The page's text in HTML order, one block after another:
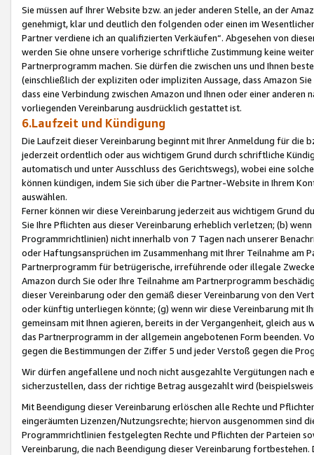
Sie müssen auf Ihrer Website bzw. an jeder anderen Stelle, an der
genehmigt, klar und deutlich den folgenden oder einen im
Partner verdiene ich an qualifizierten Verkäufen“. Abgesehen von
werden Sie ohne unsere vorherige schriftliche Zustimmung keine
Partnerprogramm machen. Sie dürfen die zwischen uns und Ihnen
(einschließlich der expliziten oder impliziten Aussage, dass Amazon
dass eine Verbindung zwischen Amazon und Ihnen oder einer
vorliegenden Vereinbarung ausdrücklich gestattet ist.
6.Laufzeit und Kündigung
Die Laufzeit dieser Vereinbarung beginnt mit Ihrer Anmeldung für die
jederzeit ordentlich oder aus wichtigem Grund durch schriftliche
automatisch und unter Ausschluss des Gerichtswegs), wobei eine
können kündigen, indem Sie sich über die Partner-Website in Ihrem
auswählen.
Ferner können wir diese Vereinbarung jederzeit aus wichtigem Grund
Sie Ihre Pflichten aus dieser Vereinbarung erheblich verletzen; (b)
Programmrichtlinien) nicht innerhalb von 7 Tagen nach unserer
oder Haftungsansprüchen im Zusammenhang mit Ihrer Teilnahme am
Partnerprogramm für betrügerische, irreführende oder illegale
Amazon durch Sie oder Ihre Teilnahme am Partnerprogramm
dieser Vereinbarung oder den gemäß dieser Vereinbarung von den
oder künftig unterliegen könnte; (g) wenn wir diese Vereinbarung mit
gemeinsam mit Ihnen agieren, bereits in der Vergangenheit, gleich
das Partnerprogramm in der allgemein angebotenen Form beenden.
gegen die Bestimmungen der Ziffer 5 und jeder Verstoß gegen die
Wir dürfen angefallene und noch nicht ausgezahlte Vergütungen
sicherzustellen, dass der richtige Betrag ausgezahlt wird
Mit Beendigung dieser Vereinbarung erlöschen alle Rechte und
eingeräumten Lizenzen/Nutzungsrechte; hiervon ausgenommen sind
Programmrichtlinien festgelegten Rechte und Pflichten der Parteien
Vereinbarung, die nach Beendigung dieser Vereinbarung